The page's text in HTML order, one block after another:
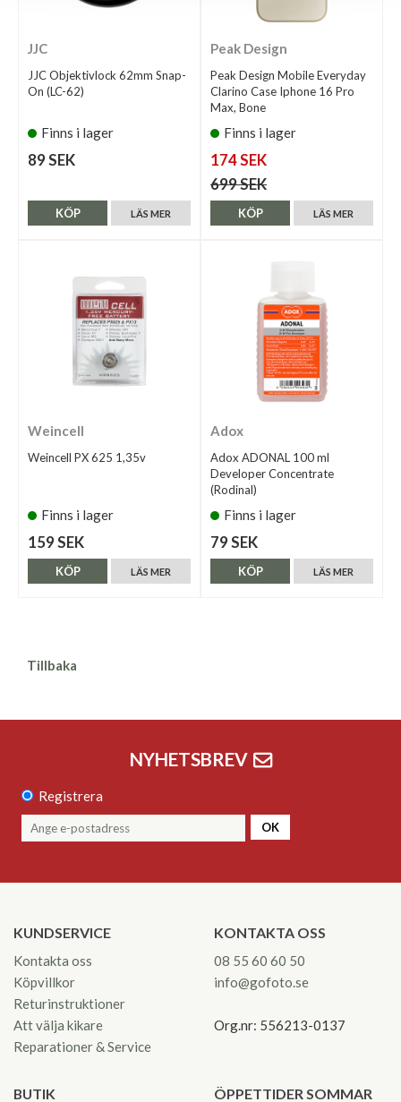
JJC
JJC Objektivlock 62mm Snap-
On (LC-62)
Finns i lager
89 SEK
LÄS MER
KÖP
Peak Design
Peak Design Mobile Everyday
Clarino Case Iphone 16 Pro
Max, Bone
Finns i lager
174 SEK
699 SEK
LÄS MER
KÖP
Weincell
Weincell PX 625 1,35v
Finns i lager
159 SEK
LÄS MER
KÖP
Adox
Adox ADONAL 100 ml
Developer Concentrate
(Rodinal)
Finns i lager
79 SEK
LÄS MER
KÖP
Tillbaka
NYHETSBREV
Registrera
OK
KUNDSERVICE
Kontakta oss
Köpvillkor
Returinstruktioner
Att välja kikare
Reparationer & Service
KONTAKTA OSS
08 55 60 60 50
info@gofoto.se
Org.nr: 556213-0137
BUTIK ÖPPETTIDER SOMMAR